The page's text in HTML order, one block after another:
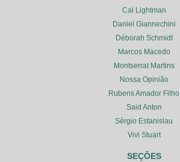
Cal Lightman
Daniel Giannechini
Déborah Schmidt
Marcos Macedo
Montserrat Martins
Nossa Opinião
Rubens Amador Filho
Said Anton
Sérgio Estanislau
Vivi Stuart
SEÇÕES